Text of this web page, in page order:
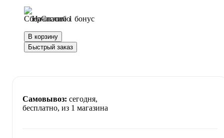
Начислим 1 бонус
В корзину
Быстрый заказ
Самовывоз: сегодня,
бесплатно, из 1 магазина